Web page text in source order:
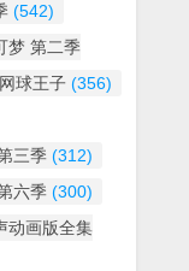
(542)
梦 第二季
网球王子 (356)
三季 (312)
六季 (300)
动画版全集